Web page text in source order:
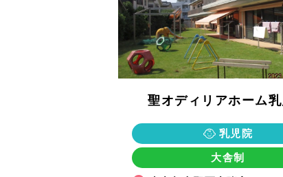
聖オディリアホーム
乳児院
大舎制